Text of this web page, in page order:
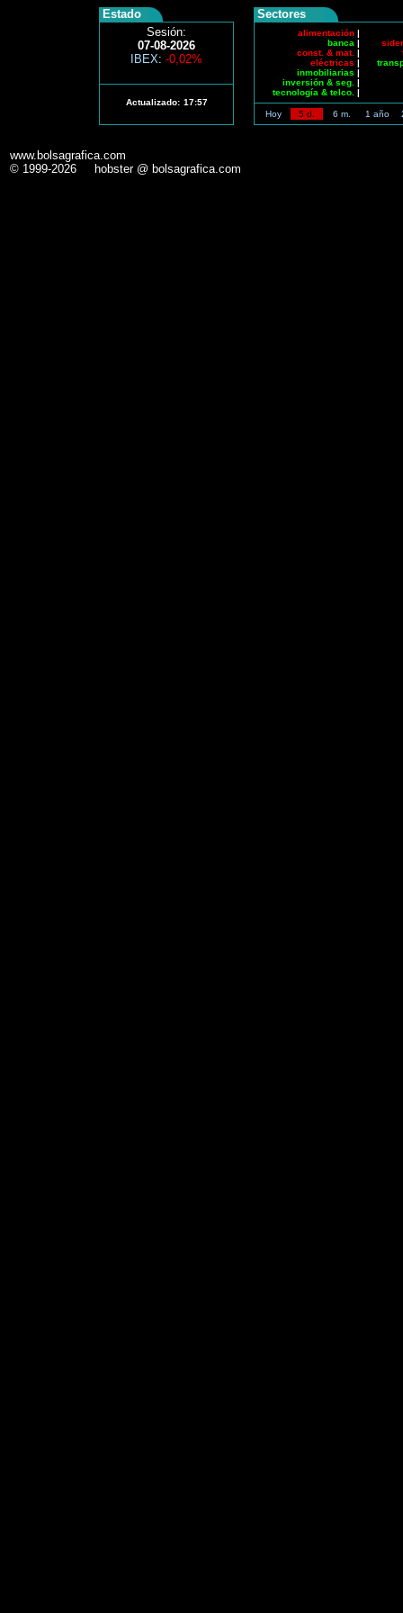
Estado
Sesión:
07-08-2026
IBEX: -0,02%
Actualizado: 17:57
Sectores
alimentación |
banca |
const. & mat. |
eléctricas |
inmobiliarias |
inversión & seg. |
tecnología & telco. |
Hoy 5 d. 6 m. 1 año
www.bolsagrafica.com
© 1999-2026 hobster @ bolsagrafica.com